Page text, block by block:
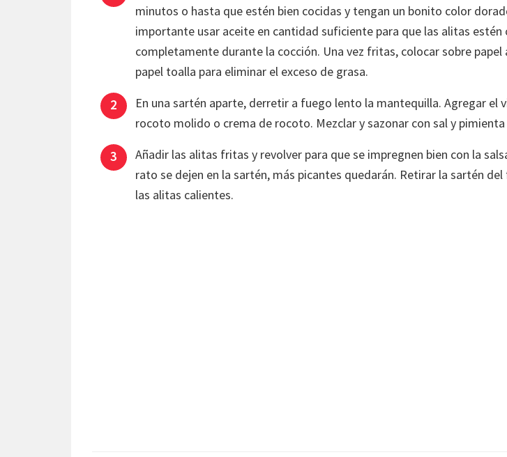
minutos o hasta que estén bien cocidas y tengan un bonito color
importante usar aceite en cantidad suficiente para que las alitas estén
completamente durante la cocción. Una vez fritas, colocar sobre papel
papel toalla para eliminar el exceso de grasa.
En una sartén aparte, derretir a fuego lento la mantequilla. Agregar el
rocoto molido o crema de rocoto. Mezclar y sazonar con sal y
Añadir las alitas fritas y revolver para que se impregnen bien con la
rato se dejen en la sartén, más picantes quedarán. Retirar la sartén
las alitas calientes.